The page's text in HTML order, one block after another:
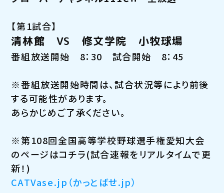
【第1試合】
清林館 VS 修文学院 小牧球場
番組放送開始 8：30 試合開始 8：45
※番組放送開始時間は、試合状況等により前後
する可能性があります。
あらかじめご了承ください。
※第108回全国高等学校野球選手権愛知大会
のページはコチラ(試合速報をリアルタイムで更
新！)
CATVase.jp（かっとばせ.jp）